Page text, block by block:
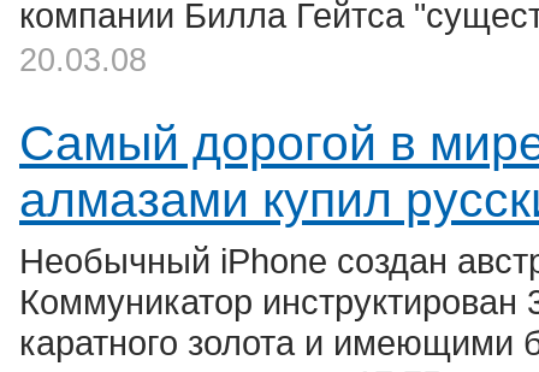
компании Билла Гейтса
20.03.08
Самый дорогой в
алмазами купил
Необычный iPhone создан
Коммуникатор
каратного золота и имеющими